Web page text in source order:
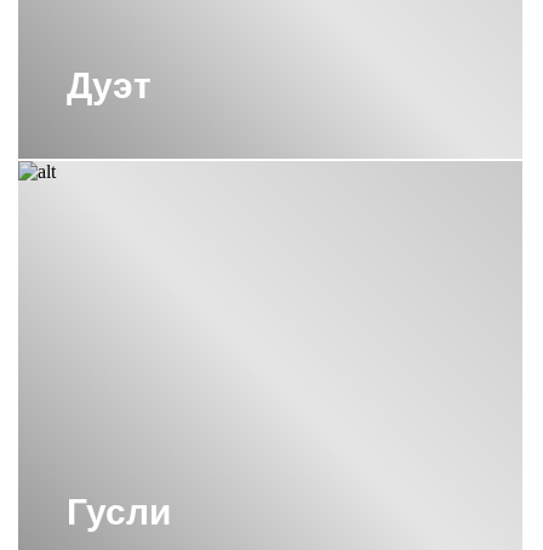
Дуэт
Гусли